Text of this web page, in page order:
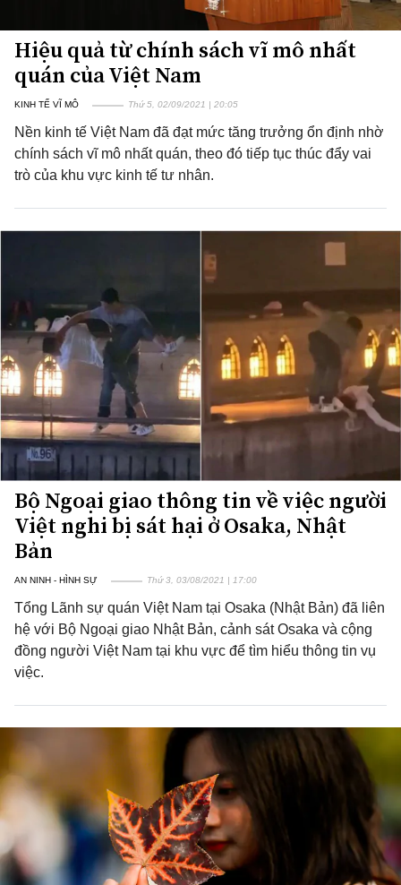
Hiệu quả từ chính sách vĩ mô nhất
quán của Việt Nam
KINH TẾ VĨ MÔ Thứ 5, 02/09/2021 | 20:05
Nền kinh tế Việt Nam đã đạt mức tăng trưởng ổn định nhờ
chính sách vĩ mô nhất quán, theo đó tiếp tục thúc đẩy vai
trò của khu vực kinh tế tư nhân.
Bộ Ngoại giao thông tin về việc người
Việt nghi bị sát hại ở Osaka, Nhật
Bản
AN NINH - HÌNH SỰ Thứ 3, 03/08/2021 | 17:00
Tổng Lãnh sự quán Việt Nam tại Osaka (Nhật Bản) đã liên
hệ với Bộ Ngoại giao Nhật Bản, cảnh sát Osaka và cộng
đồng người Việt Nam tại khu vực để tìm hiểu thông tin vụ
việc.